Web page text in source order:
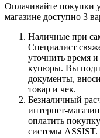
Оплачивайте покупки
магазине доступно 3
Наличные при
Специалист
уточнить время
купюры. Вы
документы,
товар и чек.
Безналичный
интернет-
оплатить
системы ASSIST.